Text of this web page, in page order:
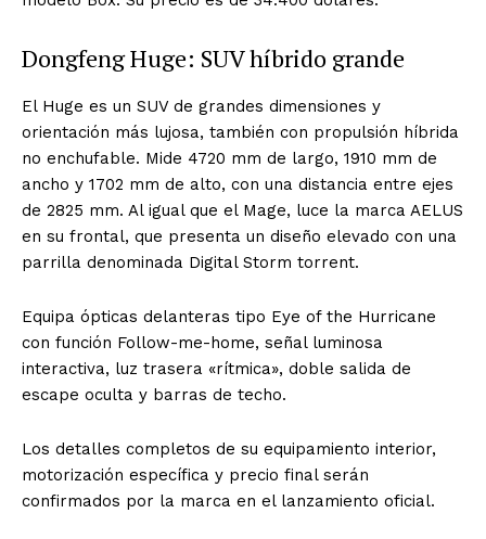
Dongfeng Huge: SUV híbrido grande
El Huge es un SUV de grandes dimensiones y
orientación más lujosa, también con propulsión híbrida
no enchufable. Mide 4720 mm de largo, 1910 mm de
ancho y 1702 mm de alto, con una distancia entre ejes
de 2825 mm. Al igual que el Mage, luce la marca AELUS
en su frontal, que presenta un diseño elevado con una
parrilla denominada Digital Storm torrent.
Equipa ópticas delanteras tipo Eye of the Hurricane
con función Follow-me-home, señal luminosa
interactiva, luz trasera «rítmica», doble salida de
escape oculta y barras de techo.
Los detalles completos de su equipamiento interior,
motorización específica y precio final serán
confirmados por la marca en el lanzamiento oficial.